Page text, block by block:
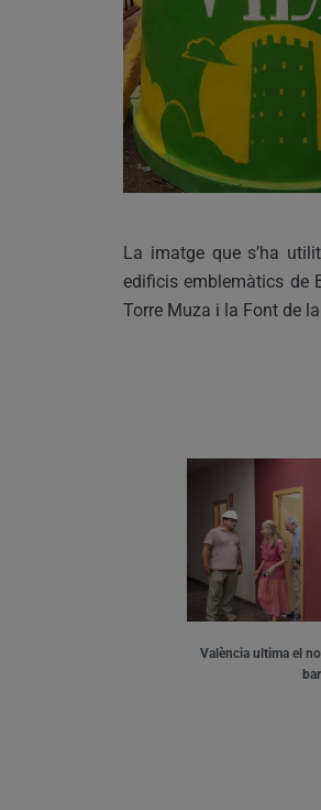
La imatge que s’ha
edificis emblemàtics de
Torre Muza i la Font de
València ultima el